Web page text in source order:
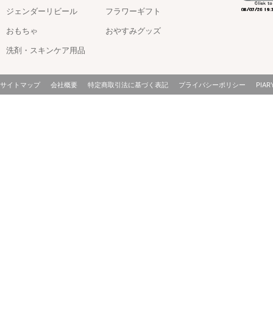
ジェンダーリビール
フラワーギフト
おもちゃ
おやすみグッズ
洗剤・スキンケア用品
サイトマップ 会社概要 特定商取引法に基づく表記 プライバシーポリシー